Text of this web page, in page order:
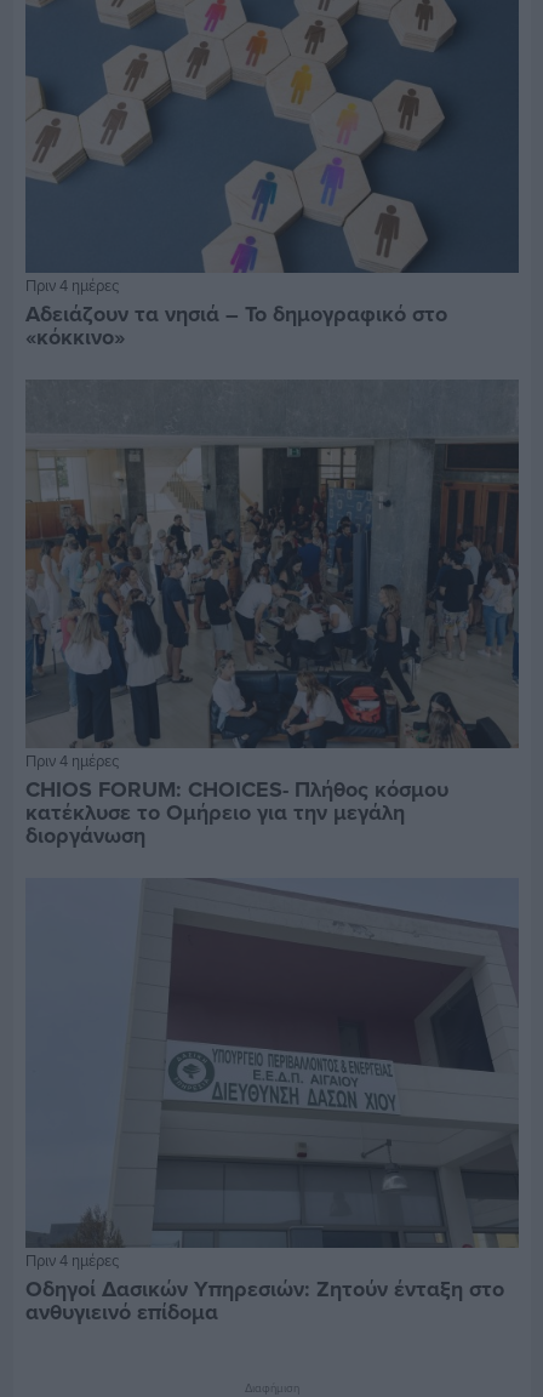
Πριν 4 ημέρες
Αδειάζουν τα νησιά – Το δημογραφικό στο
«κόκκινο»
Πριν 4 ημέρες
CHIOS FORUM: CHOICES- Πλήθος κόσμου
κατέκλυσε το Ομήρειο για την μεγάλη
διοργάνωση
Πριν 4 ημέρες
Οδηγοί Δασικών Υπηρεσιών: Ζητούν ένταξη στο
ανθυγιεινό επίδομα
Διαφήμιση